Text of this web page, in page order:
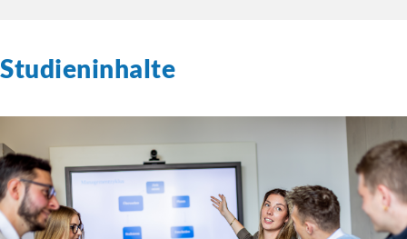
Studieninhalte